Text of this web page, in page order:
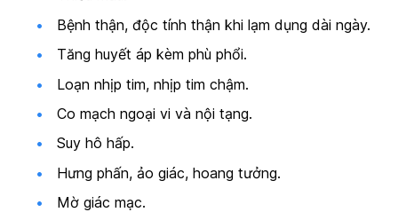
Bệnh thận, độc tính thận khi lạm dụng dài ngày.
Tăng huyết áp kèm phù phổi.
Loạn nhịp tim, nhịp tim chậm.
Co mạch ngoại vi và nội tạng.
Suy hô hấp.
Hưng phấn, ảo giác, hoang tưởng.
Mờ giác mạc.